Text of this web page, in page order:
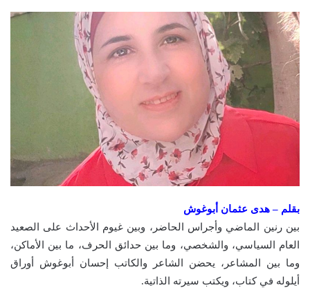
بقلم – هدى عثمان أبوغوش
بين رنين الماضي وأجراس الحاضر، وبين غيوم الأحداث على الصعيد
العام السياسي، والشخصي، وما بين حدائق الحرف، ما بين الأماكن،
وما بين المشاعر، يحضن الشاعر والكاتب إحسان أبوغوش أوراق
أيلوله في كتاب، ويكتب سيرته الذاتية.